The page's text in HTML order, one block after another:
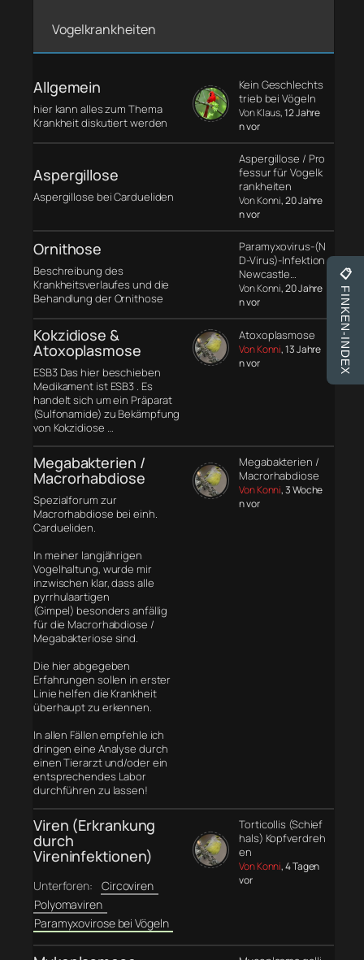
Vogelkrankheiten
Allgemein
hier kann alles zum Thema
Krankheit diskutiert werden
Kein Geschlechts
trieb bei Vögeln
Von Klaus, 12 Jahre
n vor
Aspergillose
Aspergillose bei Cardueliden
Aspergillose / Pro
fessur für Vogelk
rankheiten
Von Konni, 20 Jahre
n vor
Ornithose
Beschreibung des
Krankheitsverlaufes und die
Behandlung der Ornithose
Paramyxovirus-(N
D-Virus)-Infektion
Newcastle…
Von Konni, 20 Jahre
n vor
Kokzidiose &
Atoxoplasmose
ESB3 Das hier beschieben
Medikament ist ESB3 . Es
handelt sich um ein Präparat
(Sulfonamide) zu Bekämpfung
von Kokzidiose …
Atoxoplasmose
Von Konni, 13 Jahre
n vor
Megabakterien /
Macrorhabdiose
Spezialforum zur
Macrorhabdiose bei einh.
Cardueliden.
In meiner langjährigen
Vogelhaltung, wurde mir
inzwischen klar, dass alle
pyrrhulaartigen
(Gimpel) besonders anfällig
für die Macrorhabdiose /
Megabakteriose sind.
Die hier abgegeben
Erfahrungen sollen in erster
Linie helfen die Krankheit
überhaupt zu erkennen.
In allen Fällen empfehle ich
dringen eine Analyse durch
einen Tierarzt und/oder ein
entsprechendes Labor
durchführen zu lassen!
Megabakterien /
Macrorhabdiose
Von Konni, 3 Woche
n vor
Viren (Erkrankung
durch
Vireninfektionen)
Unterforen:
Circoviren
Polyomaviren
Paramyxovirose bei Vögeln
Torticollis (Schief
hals) Kopfverdreh
en
Von Konni, 4 Tagen
vor
📋
FINKEN-INDEX